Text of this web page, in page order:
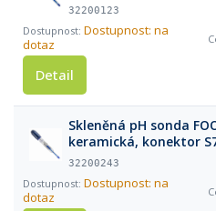
32200123
Dostupnost: na
dotaz
Detail
Skleněná pH sonda
keramická, konektor
32200243
Dostupnost: na
dotaz